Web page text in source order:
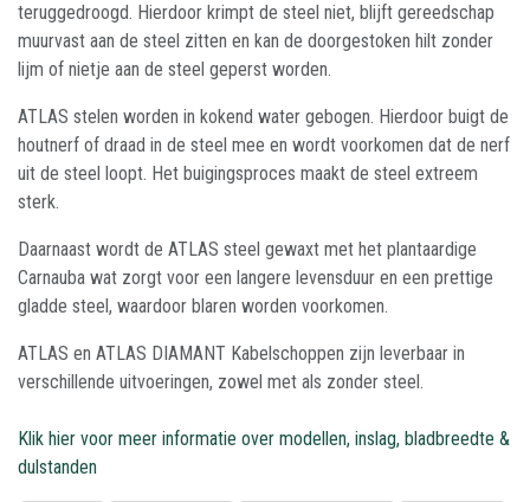
teruggedroogd. Hierdoor krimpt de steel niet, blijft gereedschap
muurvast aan de steel zitten en kan de doorgestoken hilt zonder
lijm of nietje aan de steel geperst worden.
ATLAS stelen worden in kokend water gebogen. Hierdoor buigt de
houtnerf of draad in de steel mee en wordt voorkomen dat de nerf
uit de steel loopt. Het buigingsproces maakt de steel extreem
sterk.
Daarnaast wordt de ATLAS steel gewaxt met het plantaardige
Carnauba wat zorgt voor een langere levensduur en een prettige
gladde steel, waardoor blaren worden voorkomen.
ATLAS en ATLAS DIAMANT Kabelschoppen zijn leverbaar in
verschillende uitvoeringen, zowel met als zonder steel.
Klik hier voor meer informatie over modellen, inslag, bladbreedte &
dulstanden